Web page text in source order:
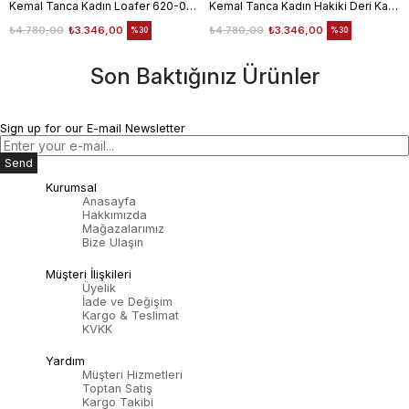
Kemal Tanca Kadın Loafer 620-003F
₺3.346,00
₺4.780,00 %30
Kemal Tanca Kadın Hakiki Deri Kauçuk Taban Pembe Loafer Konforlu Babet
₺3.346,00
₺4.780,00 %30
Son Baktığınız Ürünler
Sign up for our E-mail Newsletter
Send
Kurumsal
Anasayfa
Hakkımızda
Mağazalarımız
Bize Ulaşın
Müşteri İlişkileri
Üyelik
İade ve Değişim
Kargo & Teslimat
KVKK
Yardım
Müşteri Hizmetleri
Toptan Satış
Kargo Takibi